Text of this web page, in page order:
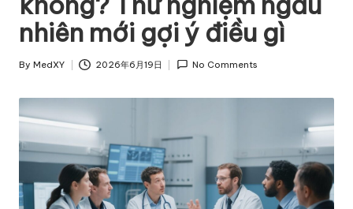
nhiên mới gợi ý điều gì
Posted
By MedXY 2026年6月19日 No Comments